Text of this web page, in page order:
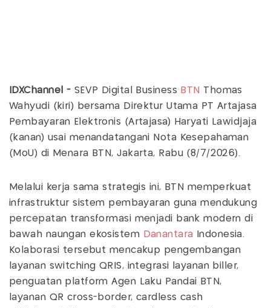
IDXChannel - SEVP Digital Business BTN Thomas
Wahyudi (kiri) bersama Direktur Utama PT Artajasa
Pembayaran Elektronis (Artajasa) Haryati Lawidjaja
(kanan) usai menandatangani Nota Kesepahaman
(MoU) di Menara BTN, Jakarta, Rabu (8/7/2026).
Melalui kerja sama strategis ini, BTN memperkuat
infrastruktur sistem pembayaran guna mendukung
percepatan transformasi menjadi bank modern di
bawah naungan ekosistem Danantara
Indonesia.
Kolaborasi tersebut mencakup pengembangan
layanan switching QRIS, integrasi layanan biller,
penguatan platform Agen Laku Pandai BTN,
layanan QR cross-border, cardless cash